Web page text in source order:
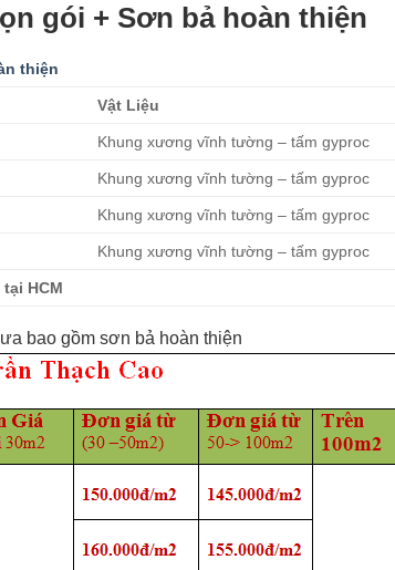
gói + Sơn bả hoàn thiện
thiện
Vật Liệu
Khung xương vĩnh tường – tấm gyproc
Khung xương vĩnh tường – tấm gyproc
Khung xương vĩnh tường – tấm gyproc
Khung xương vĩnh tường – tấm gyproc
HCM
bao gồm sơn bả hoàn thiện